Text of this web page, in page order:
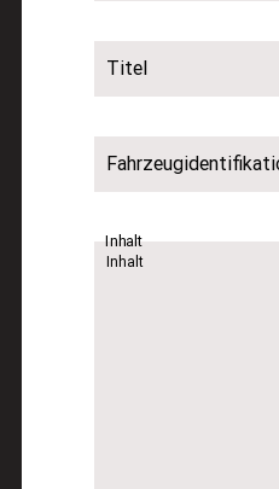
Titel
Inhalt